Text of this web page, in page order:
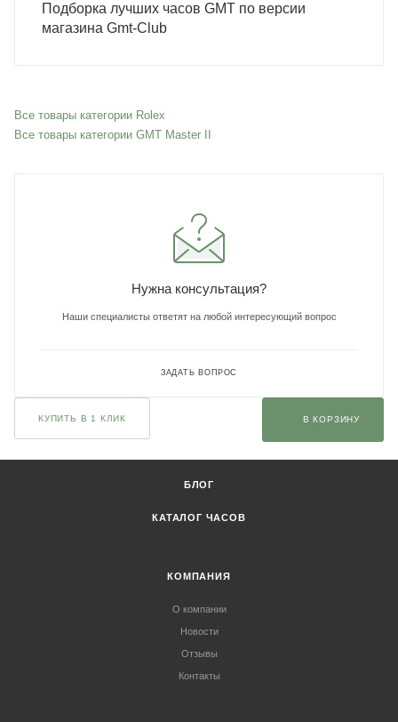
Подборка лучших часов GMT по версии
магазина Gmt-Club
Все товары категории Rolex
Все товары категории GMT Master II
Нужна консультация?
Наши специалисты ответят на любой интересующий вопрос
ЗАДАТЬ ВОПРОС
КУПИТЬ В 1 КЛИК В КОРЗИНУ
БЛОГ
КАТАЛОГ ЧАСОВ
КОМПАНИЯ
О компании
Новости
Отзывы
Контакты